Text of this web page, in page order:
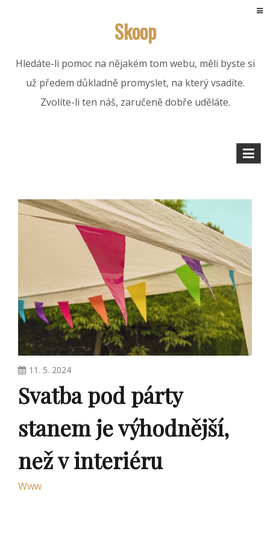
Skoop
Hledáte-li pomoc na nějakém tom webu, měli byste si
už předem důkladně promyslet, na který vsadíte.
Zvolíte-li ten náš, zaručeně dobře uděláte.
11. 5. 2024
Svatba pod párty
stanem je výhodnější,
než v interiéru
Www